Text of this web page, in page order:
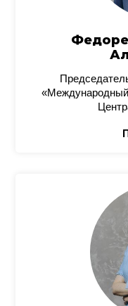
«Международный